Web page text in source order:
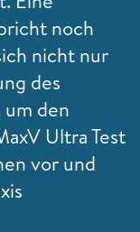
noch
nicht nur
des
den
Ultra Test
vor und